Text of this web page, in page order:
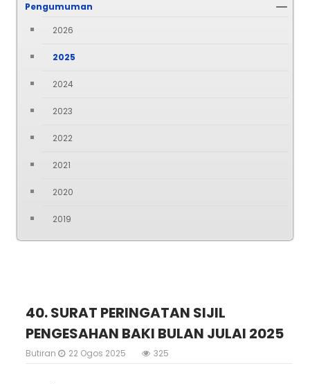
Pengumuman
2026
2025
2024
2023
2022
2021
2020
2019
40. SURAT PERINGATAN SIJIL
PENGESAHAN BAKI BULAN JULAI 2025
Butiran 22 Ogos 2025 325